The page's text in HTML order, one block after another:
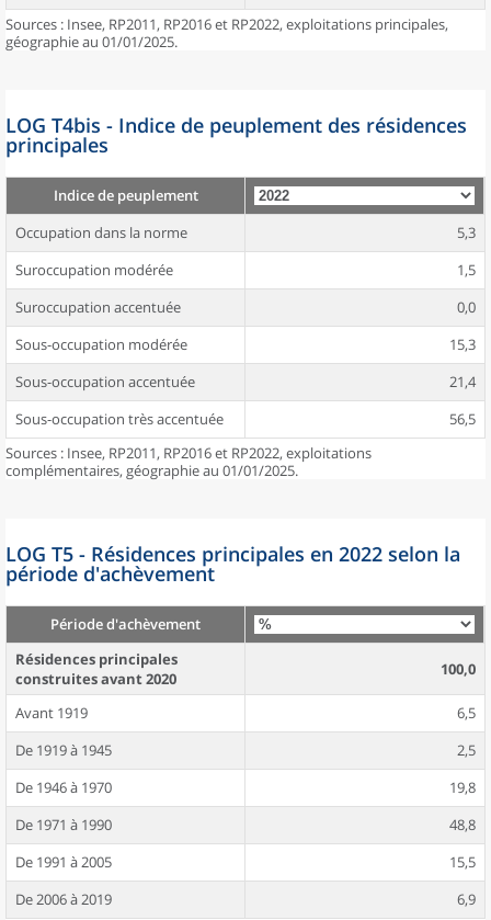
Sources : Insee, RP2011, RP2016 et RP2022, exploitations principales,
géographie au 01/01/2025.
LOG T4bis - Indice de peuplement des résidences
principales
Indice de peuplement
Occupation dans la norme
5,3
Suroccupation modérée
1,5
Suroccupation accentuée
0,0
Sous-occupation modérée
15,3
Sous-occupation accentuée
21,4
Sous-occupation très accentuée
56,5
Sources : Insee, RP2011, RP2016 et RP2022, exploitations
complémentaires, géographie au 01/01/2025.
LOG T5 - Résidences principales en 2022 selon la
période d'achèvement
Période d'achèvement
Résidences principales
construites avant 2020
100,0
Avant 1919
6,5
De 1919 à 1945
2,5
De 1946 à 1970
19,8
De 1971 à 1990
48,8
De 1991 à 2005
15,5
De 2006 à 2019
6,9